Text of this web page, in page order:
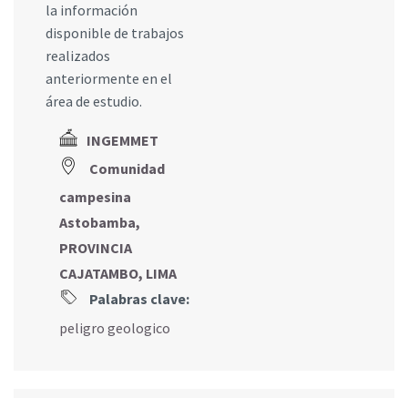
la información
disponible de trabajos
realizados
anteriormente en el
área de estudio.
INGEMMET
Comunidad
campesina
Astobamba,
PROVINCIA
CAJATAMBO, LIMA
Palabras clave:
peligro geologico